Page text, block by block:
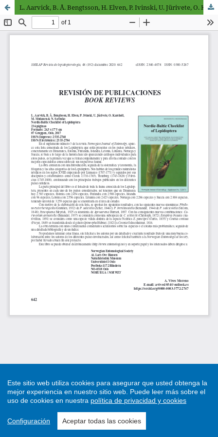
L. Aarvick, B. Å. Bengtsson, H. Elven, P. Ivinski, U. Jürivete, O. Karsholt, M. Mutanen & N. Savenko. Nordic-Baltic Checklist of Lepidoptera
Este sitio web utiliza cookies para asegurar que usted obtenga la
mejor experiencia en nuestro sitio web. Puede leer más sobre el
uso de cookies en nuestra política de privacidad y cookies
Configuración Aceptar todas las cookies